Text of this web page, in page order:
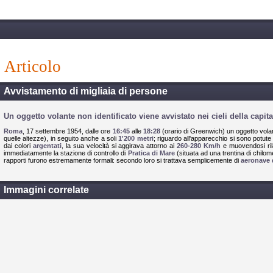
articolo
Avvistamento di migliaia di persone
Un oggetto volante non identificato viene avvistato nei cieli della
Roma , 17 settembre 1954, dalle ore 16:45alle 18:28(orario di Greenwich) un oggetto
quelle altezze), in seguito anche a soli1'200 metri; riguardo all'apparecchio si sono
dai colori argentati, la sua velocità si aggirava attorno ai260-280 Km/h e muovendosi
immediatamente la stazione di controllo di Pratica di Mare(situata ad una trentina di
rapporti furono estremamente formali: secondo loro si trattava semplicemente di
Immagini correlate